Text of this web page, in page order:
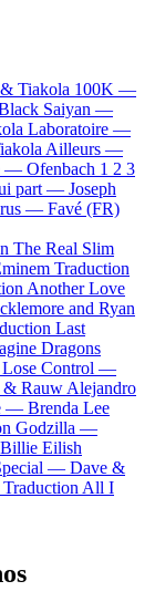
Tiakola 100K —
Saiyan —
Laboratoire —
Ailleurs —
— Ofenbach 1 2 3
part — Joseph
— Favé (FR)
The Real Slim
Traduction
Another Love
and Ryan
Last
Dragons
Lose Control —
Rauw Alejandro
— Brenda Lee
Godzilla —
Billie Eilish
— Dave &
Traduction All I